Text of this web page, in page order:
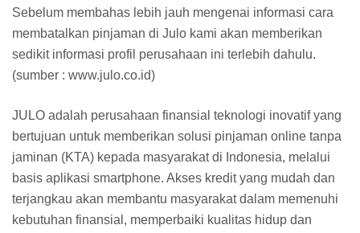
Sebelum membahas lebih jauh mengenai informasi cara
membatalkan pinjaman di Julo kami akan memberikan
sedikit informasi profil perusahaan ini terlebih dahulu.
(sumber : www.julo.co.id)
JULO adalah perusahaan finansial teknologi inovatif yang
bertujuan untuk memberikan solusi pinjaman online tanpa
jaminan (KTA) kepada masyarakat di Indonesia, melalui
basis aplikasi smartphone. Akses kredit yang mudah dan
terjangkau akan membantu masyarakat dalam memenuhi
kebutuhan finansial, memperbaiki kualitas hidup dan